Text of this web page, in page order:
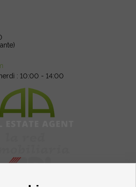
: 10:00 - 14:00